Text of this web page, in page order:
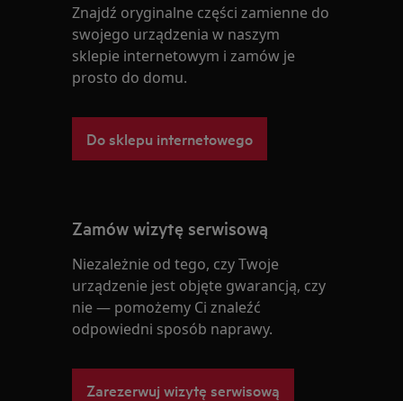
Znajdź oryginalne części zamienne do
swojego urządzenia w naszym
sklepie internetowym i zamów je
prosto do domu.
Do sklepu internetowego
Zamów wizytę serwisową
Niezależnie od tego, czy Twoje
urządzenie jest objęte gwarancją, czy
nie — pomożemy Ci znaleźć
odpowiedni sposób naprawy.
Zarezerwuj wizytę serwisową